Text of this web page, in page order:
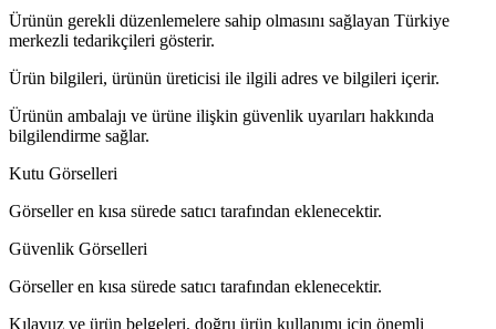
Ürünün gerekli düzenlemelere sahip olmasını sağlayan Türkiye
merkezli tedarikçileri gösterir.
Ürün bilgileri, ürünün üreticisi ile ilgili adres ve bilgileri içerir.
Ürünün ambalajı ve ürüne ilişkin güvenlik uyarıları hakkında
bilgilendirme sağlar.
Kutu Görselleri
Görseller en kısa sürede satıcı tarafından eklenecektir.
Güvenlik Görselleri
Görseller en kısa sürede satıcı tarafından eklenecektir.
Kılavuz ve ürün belgeleri, doğru ürün kullanımı için önemli